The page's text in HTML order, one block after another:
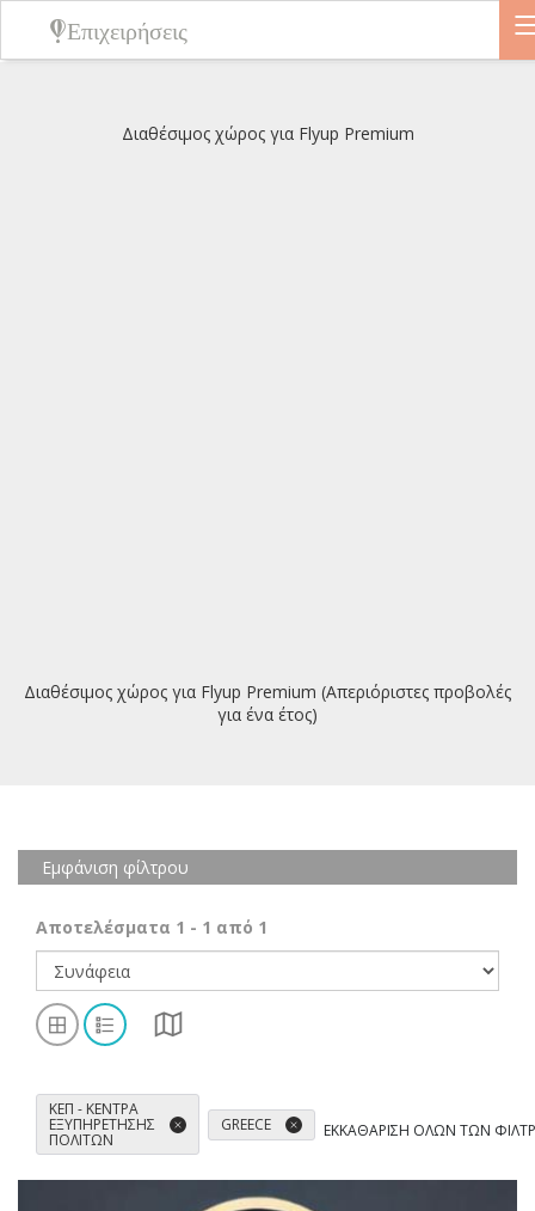
Διαθέσιμος χώρος για Flyup Premium
Διαθέσιμος χώρος για Flyup Premium (Απεριόριστες προβολές
για ένα έτος)
Εμφάνιση φίλτρου
Αποτελέσματα 1 - 1 από 1
ΚΕΠ - ΚΈΝΤΡΑ
ΕΞΥΠΗΡΈΤΗΣΗΣ
ΠΟΛΙΤΏΝ
GREECE ΕΚΚΑΘΆΡΙΣΗ ΌΛΩΝ ΤΩΝ
Επιχειρήσεις